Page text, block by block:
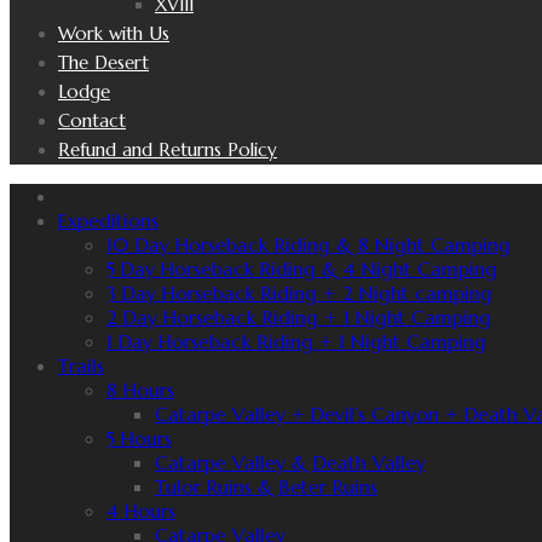
Work with Us
The Desert
Lodge
Contact
Refund and Returns Policy
Expeditions
10 Day Horseback Riding & 8 Night Camping
5 Day Horseback Riding & 4 Night Camping
3 Day Horseback Riding + 2 Night camping
2 Day Horseback Riding + 1 Night Camping
1 Day Horseback Riding + 1 Night Camping
Trails
8 Hours
Catarpe Valley + Devil’s Canyon + Death
5 Hours
Catarpe Valley & Death Valley
Tulor Ruins & Beter Ruins
4 Hours
Catarpe Valley